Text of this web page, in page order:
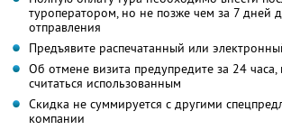
туроператором, но не позже чем за 7 дней
отправления
Предъявите распечатанный или
Об отмене визита предупредите за 24
считаться использованным
Скидка не суммируется с другими
компании